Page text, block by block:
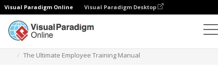
Visual Paradigm Online Visual Paradigm Desktop
The Ultimate Employee Training Manual